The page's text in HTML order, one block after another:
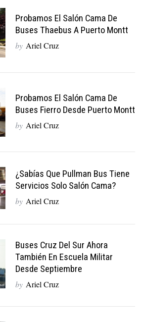
Probamos El Salón Cama De
Buses Thaebus A Puerto Montt
by Ariel Cruz
Probamos El Salón Cama De
Buses Fierro Desde Puerto Montt
by Ariel Cruz
¿Sabías Que Pullman Bus Tiene
Servicios Solo Salón Cama?
by Ariel Cruz
Buses Cruz Del Sur Ahora
También En Escuela Militar
Desde Septiembre
by Ariel Cruz